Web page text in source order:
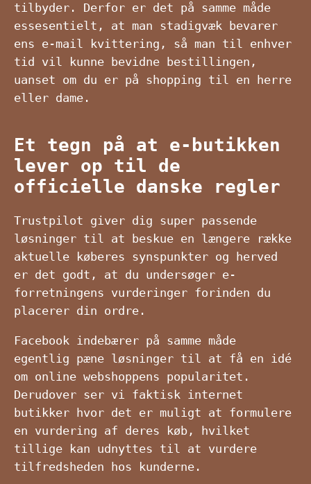
tilbyder. Derfor er det på samme måde
essesentielt, at man stadigvæk bevarer
ens e-mail kvittering, så man til enhver
tid vil kunne bevidne bestillingen,
uanset om du er på shopping til en herre
eller dame.
Et tegn på at e-butikken
lever op til de
officielle danske regler
Trustpilot giver dig super passende
løsninger til at beskue en længere række
aktuelle køberes synspunkter og herved
er det godt, at du undersøger e-
forretningens vurderinger forinden du
placerer din ordre.
Facebook indebærer på samme måde
egentlig pæne løsninger til at få en idé
om online webshoppens popularitet.
Derudover ser vi faktisk internet
butikker hvor det er muligt at formulere
en vurdering af deres køb, hvilket
tillige kan udnyttes til at vurdere
tilfredsheden hos kunderne.